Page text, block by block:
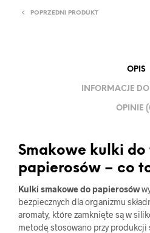
POPRZEDNI PRODUKT
OPIS
INFORMACJE
OPINIE
Smakowe kulki do
papierosów – co
Kulki smakowe do papierosów
bezpiecznych dla organizmu
aromaty, które zamknięte są w
metodę stosowano przy produkcji